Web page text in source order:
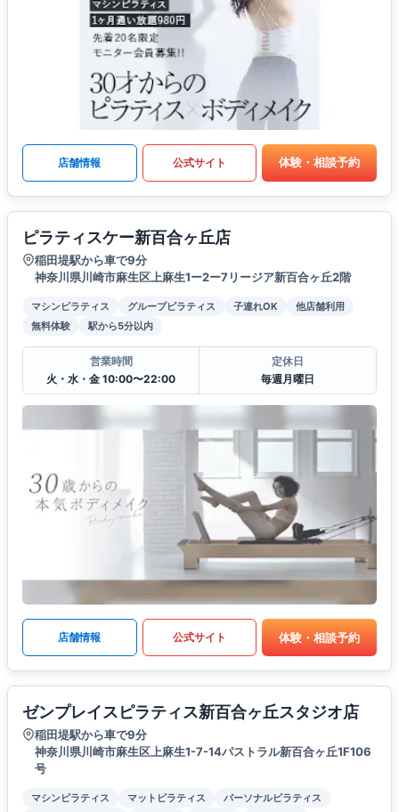
店舗情報 公式サイト 体験・相談予約
ピラティスケー新百合ヶ丘店
稲田堤駅から車で9分
神奈川県川崎市麻生区上麻生1ー2ー7リージア新百合ヶ丘2階
マシンピラティス グループピラティス 子連れOK
他店舗利用
無料体験
駅から5分以内
営業時間
火・水・金 10:00〜22:00
定休日
毎週月曜日
店舗情報 公式サイト 体験・相談予約
ゼンプレイスピラティス新百合ヶ丘スタジオ店
稲田堤駅から車で9分
神奈川県川崎市麻生区上麻生1-7-14パストラル新百合ヶ丘1F106
号
マシンピラティス マットピラティス
パーソナルピラティス